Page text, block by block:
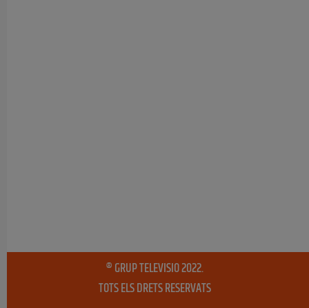
® GRUP TELEVISIO 2022.
TOTS ELS DRETS RESERVATS